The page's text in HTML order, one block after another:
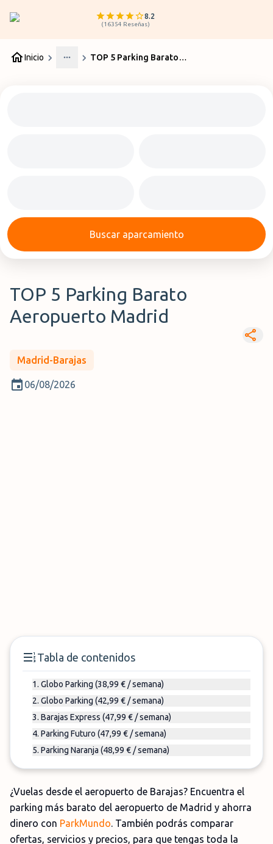
8.2
(16354 Reseñas)
Inicio
More
TOP 5 Parking Barato Aeropuerto Madrid
Buscar aparcamiento
TOP 5 Parking Barato
Aeropuerto Madrid
Madrid-Barajas
06/08/2026
Tabla de contenidos
1. Globo Parking (38,99 € / semana)
2. Globo Parking (42,99 € / semana)
3. Barajas Express (47,99 € / semana)
4. Parking Futuro (47,99 € / semana)
5. Parking Naranja (48,99 € / semana)
¿Vuelas desde el aeropuerto de Barajas? Encuentra el
parking más barato del aeropuerto de Madrid y ahorra
dinero con ParkMundo. También podrás comparar
ofertas, servicios y precios, para que tengas toda la